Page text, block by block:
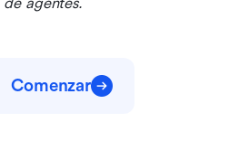
Comenzar